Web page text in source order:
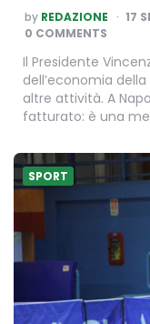
POSTED
BY
by REDAZIONE 17
0 COMMENTS
Il Presidente
dell’economia
altre attività. A
fatturato: è una
SPORT